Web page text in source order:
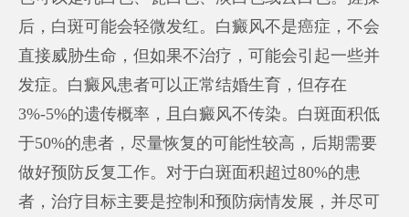
后，白斑可能会轻微发红。白癜风不是癌症，不会
直接威胁生命，但如果不治疗，可能会引起一些并
发症。白癜风患者可以正常结婚生育，但存在
3%-5%的遗传概率，且白癜风不传染。白斑面积低
于50%的患者，尽量恢复的可能性较高，后期需要
做好预防反复工作。对于白斑面积超过80%的患
者，治疗目标主要是控制和预防病情发展，并尽可